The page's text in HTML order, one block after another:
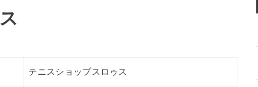
テニスショップスロゥス